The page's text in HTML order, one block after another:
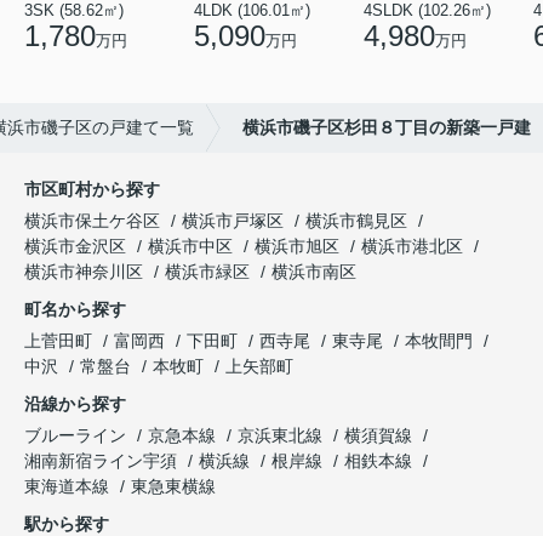
3SK (58.62㎡)
1,780万円
4LDK (106.01㎡)
5,090万円
4SLDK (102.26㎡)
4,980万円
浜市磯子区の戸建て一覧 横浜市磯子区杉田８丁目の新築一戸建
市区町村から探す
横浜市保土ケ谷区
横浜市戸塚区
横浜市鶴見区
横浜市金沢区
横浜市中区 横浜市旭区
横浜市港北区
横浜市神奈川区
横浜市緑区
横浜市南区
町名から探す
上菅田町
富岡西 下田町 西寺尾 東寺尾
本牧間門
中沢
常盤台 本牧町
上矢部町
沿線から探す
ブルーライン
京急本線 京浜東北線
横須賀線
湘南新宿ライン宇須
横浜線 根岸線
相鉄本線
東海道本線
東急東横線
駅から探す